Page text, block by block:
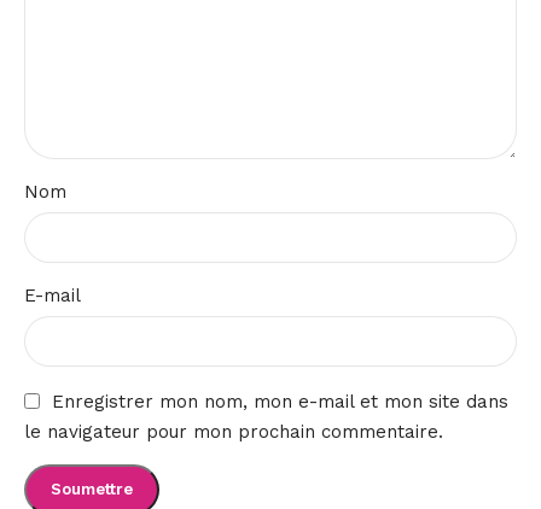
Nom
E-mail
Enregistrer mon nom, mon e-mail et mon site dans
le navigateur pour mon prochain commentaire.